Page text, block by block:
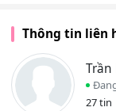
Thông tin liên
Trần
27 tin